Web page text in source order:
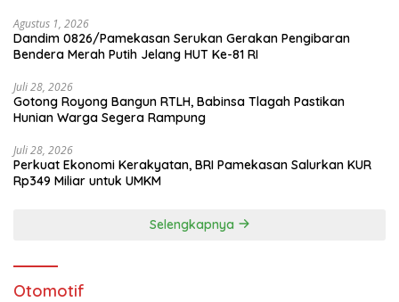
Agustus 1, 2026
Dandim 0826/Pamekasan Serukan Gerakan Pengibaran
Bendera Merah Putih Jelang HUT Ke-81 RI
Juli 28, 2026
Gotong Royong Bangun RTLH, Babinsa Tlagah Pastikan
Hunian Warga Segera Rampung
Juli 28, 2026
Perkuat Ekonomi Kerakyatan, BRI Pamekasan Salurkan KUR
Rp349 Miliar untuk UMKM
Selengkapnya
Otomotif